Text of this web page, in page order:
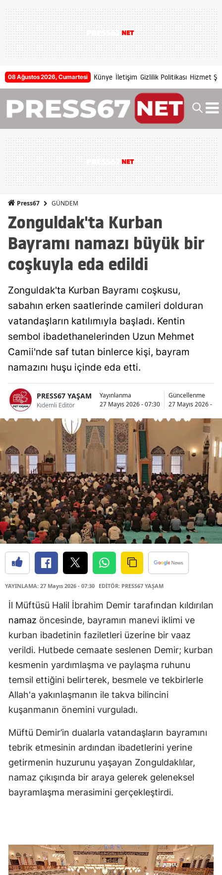
08 Ağustos 2026, Cumartesi Künye İletişim Gizlilik Politikası Hizmet
Press67 GÜNDEM
Zonguldak'ta Kurban
Bayramı namazı büyük bir
coşkuyla eda edildi
Zonguldak'ta Kurban Bayramı coşkusu,
sabahın erken saatlerinde camileri dolduran
vatandaşların katılımıyla başladı. Kentin
sembol ibadethanelerinden Uzun Mehmet
Camii'nde saf tutan binlerce kişi, bayram
namazını huşu içinde eda etti.
PRESS67 YAŞAM
Kıdemli Editör
Yayınlanma
27 Mayıs 2026 - 07:30
Güncellenme
27 Mayıs 2026 -
YAYINLAMA: 27 Mayıs 2026 - 07:30 EDİTÖR: PRESS67 YAŞAM
İl Müftüsü Halil İbrahim Demir tarafından kıldırılan
namaz öncesinde, bayramın manevi iklimi ve
kurban ibadetinin faziletleri üzerine bir vaaz
verildi. Hutbede cemaate seslenen Demir; kurban
kesmenin yardımlaşma ve paylaşma ruhunu
temsil ettiğini belirterek, besmele ve tekbirlerle
Allah'a yakınlaşmanın ile takva bilincini
kuşanmanın önemini vurguladı.
Müftü Demir’in dualarla vatandaşların bayramını
tebrik etmesinin ardından ibadetlerini yerine
getirmenin huzurunu yaşayan Zonguldaklılar,
namaz çıkışında bir araya gelerek geleneksel
bayramlaşma merasimini gerçekleştirdi.